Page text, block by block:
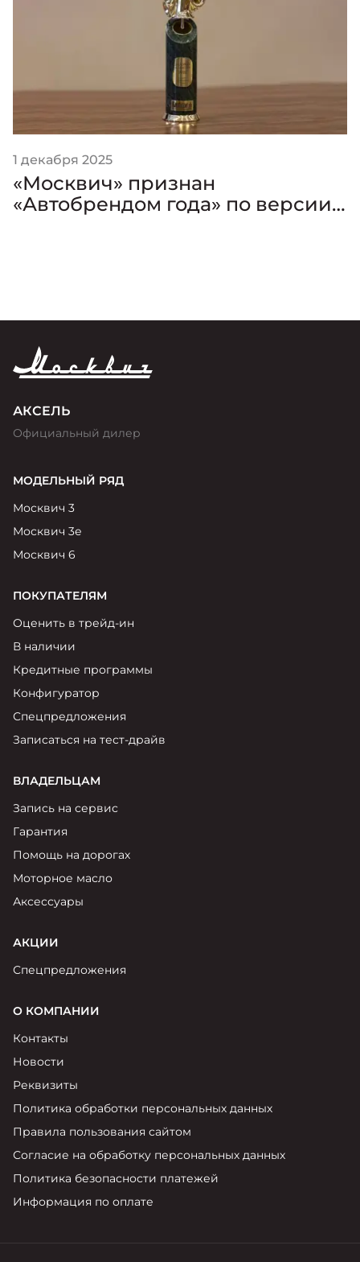
1 декабря 2025
«Москвич» признан
«Автобрендом года» по версии
АКСЕЛЬ
Официальный дилер
МОДЕЛЬНЫЙ РЯД
Москвич 3
Москвич 3е
Москвич 6
ПОКУПАТЕЛЯМ
Оценить в трейд-ин
В наличии
Кредитные программы
Конфигуратор
Спецпредложения
Записаться на тест-драйв
ВЛАДЕЛЬЦАМ
Запись на сервис
Гарантия
Помощь на дорогах
Моторное масло
Аксессуары
АКЦИИ
Спецпредложения
О КОМПАНИИ
Контакты
Новости
Реквизиты
Политика обработки персональных данных
Правила пользования сайтом
Согласие на обработку персональных данных
Политика безопасности платежей
Информация по оплате